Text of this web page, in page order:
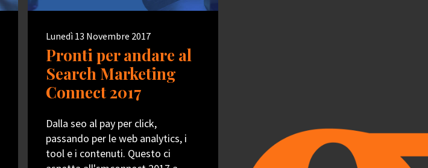
Lunedì 13 Novembre 2017
Pronti per andare al
Search Marketing
Connect 2017
Dalla seo al pay per click,
passando per le web analytics, i
tool e i contenuti. Questo ci